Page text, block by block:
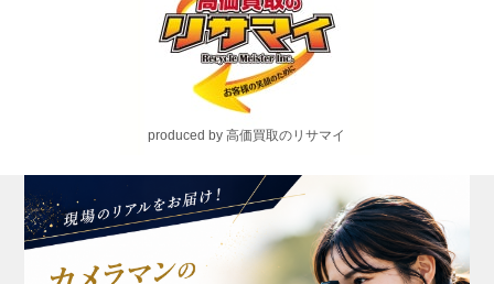
produced by 高価買取のリサマイ